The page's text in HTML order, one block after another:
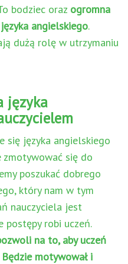
bodziec oraz ogromna
angielskiego.
dużą rolę w utrzymaniu
języka
się języka angielskiego
zmotywować się do
poszukać dobrego
który nam w tym
nauczyciela jest
postępy robi uczeń.
na to, aby uczeń
motywował i